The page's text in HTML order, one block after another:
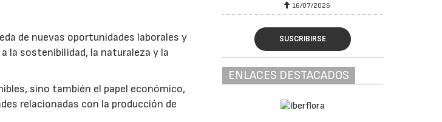
de nuevas oportunidades laborales y
la sostenibilidad, la naturaleza y la
sino también el papel económico,
relacionadas con la producción de
16/07/2026
SUSCRIBIRSE
ENLACES DESTACADOS